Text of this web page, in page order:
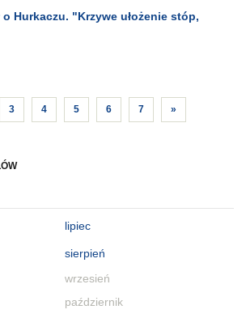
lipiec
sierpień
wrzesień
październik
Hurkaczu. "Krzywe ułożenie stóp,
3 4 5 6 7 »